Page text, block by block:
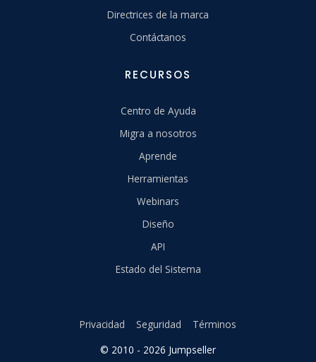
Directrices de la marca
Contáctanos
RECURSOS
Centro de Ayuda
Migra a nosotros
Aprende
Herramientas
Webinars
Diseño
API
Estado del Sistema
© 2010 - 2026 Jumpseller
Privacidad Seguridad Términos